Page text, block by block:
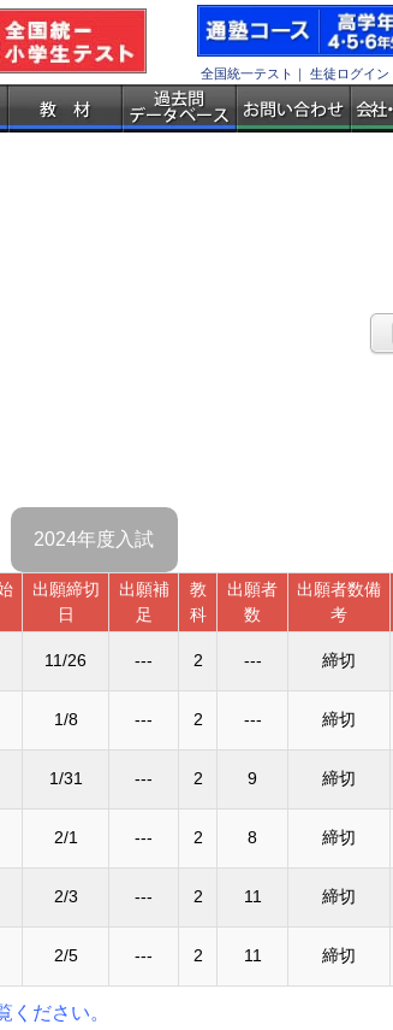
全国統一テスト ｜ 生徒ログイン
2024年度入試
出願締切
日
出願補
足
教
科
出願者
数
出願者数備
考
11/26 --- 2 --- 締切
1/8 --- 2 --- 締切
1/31 --- 2 9 締切
2/1 --- 2 8 締切
2/3 --- 2 11 締切
2/5 --- 2 11 締切
ください。